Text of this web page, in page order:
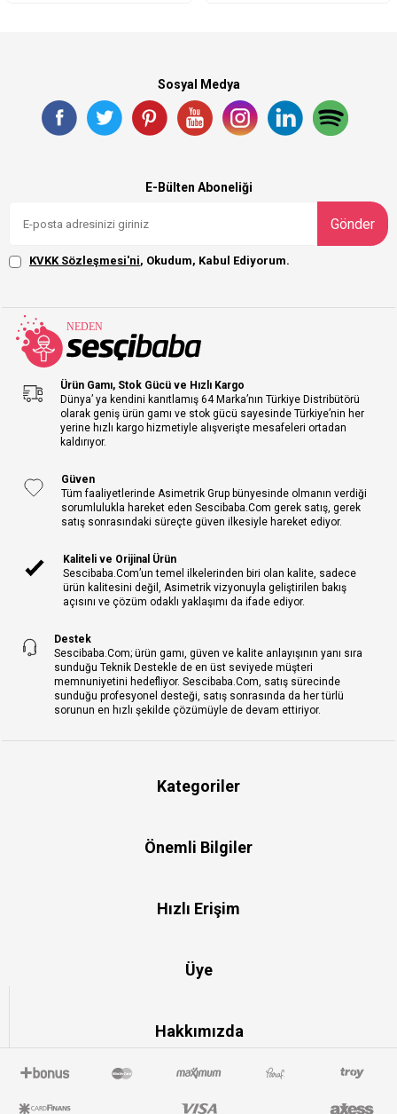
Sosyal Medya
E-Bülten Aboneliği
Gönder
KVKK Sözleşmesi'ni, Okudum, Kabul Ediyorum.
Ürün Gamı, Stok Gücü ve Hızlı Kargo
Dünya’ ya kendini kanıtlamış 64 Marka’nın Türkiye Distribütörü
olarak geniş ürün gamı ve stok gücü sayesinde Türkiye’nin her
yerine hızlı kargo hizmetiyle alışverişte mesafeleri ortadan
kaldırıyor.
Güven
Tüm faaliyetlerinde Asimetrik Grup bünyesinde olmanın verdiği
sorumlulukla hareket eden Sescibaba.Com gerek satış, gerek
satış sonrasındaki süreçte güven ilkesiyle hareket ediyor.
Kaliteli ve Orijinal Ürün
Sescibaba.Com’un temel ilkelerinden biri olan kalite, sadece
ürün kalitesini değil, Asimetrik vizyonuyla geliştirilen bakış
açısını ve çözüm odaklı yaklaşımı da ifade ediyor.
Destek
Sescibaba.Com; ürün gamı, güven ve kalite anlayışının yanı sıra
sunduğu Teknik Destekle de en üst seviyede müşteri
memnuniyetini hedefliyor. Sescibaba.Com, satış sürecinde
sunduğu profesyonel desteği, satış sonrasında da her türlü
sorunun en hızlı şekilde çözümüyle de devam ettiriyor.
Kategoriler
Önemli Bilgiler
Hızlı Erişim
Üye
Hakkımızda